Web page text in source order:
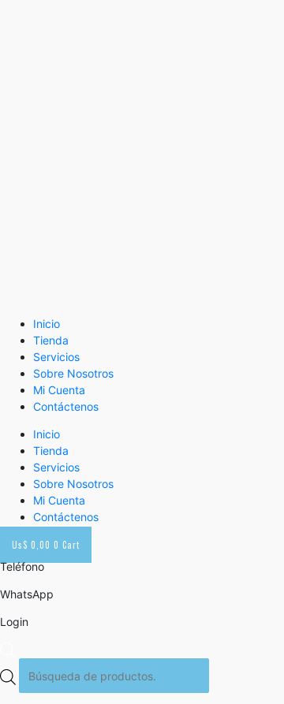
Inicio
Tienda
Servicios
Sobre Nosotros
Mi Cuenta
Contáctenos
Inicio
Tienda
Servicios
Sobre Nosotros
Mi Cuenta
Contáctenos
Us$ 0,00 0 Cart
Teléfono
WhatsApp
Login
de